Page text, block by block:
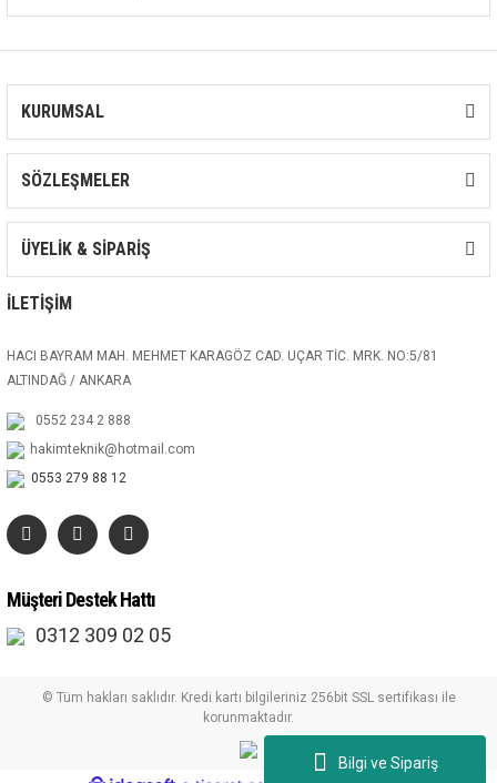
Bilgi ve Sipariş
KURUMSAL
SÖZLEŞMELER
ÜYELİK & SİPARİŞ
İLETİŞİM
HACI BAYRAM MAH. MEHMET KARAGÖZ CAD. UÇAR TİC. MRK. NO:5/81
ALTINDAĞ / ANKARA
0552 234 2 888
hakimteknik@hotmail.com
0553 279 88 12
Müşteri Destek Hattı
0312 309 02 05
© Tüm hakları saklıdır. Kredi kartı bilgileriniz 256bit SSL sertifikası ile
korunmaktadır.